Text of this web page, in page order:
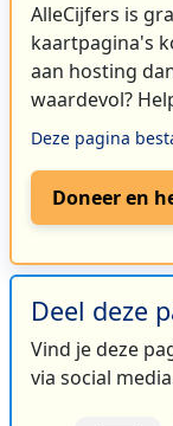
AlleCijfers is
kaartpagina's
aan hosting
waardevol?
Deze pagina
Doneer en
Deel deze
Vind je deze
via social